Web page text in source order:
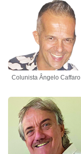
Colunista Ângelo Caffaro